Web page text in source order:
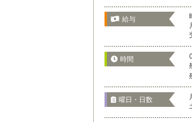
こだ
お仕事
給与
時間
曜日・日数